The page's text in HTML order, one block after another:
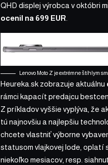
QHD displej výrobca v októbri
ocenil na 699 EUR
Lenovo Moto Z je extrémne štíhlym
Heureka.sk zobrazuje aktuálnu
rámci kapacít predajcu
Z príkladov vyššie vyplýva, že
tú najnovšiu a najlepšiu
chcete vlastniť výborne
statusom vlajkovej lode, oplatí
niekoľko mesiacov, resp.